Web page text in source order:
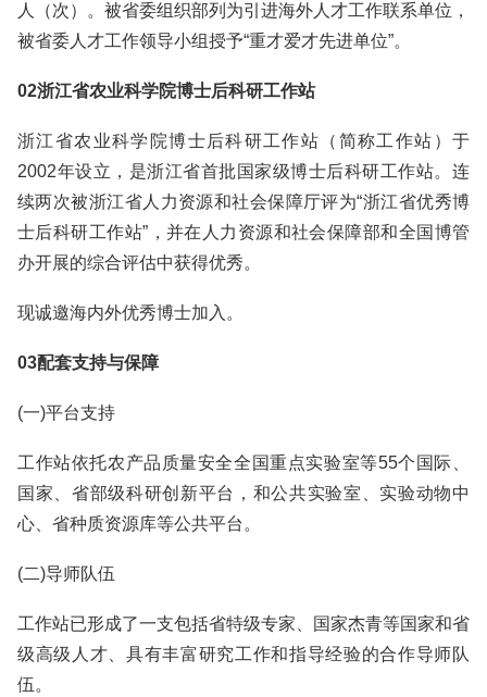
人（次）。被省委组织部列为引进海外人才工作联系单位，
被省委人才工作领导小组授予“重才爱才先进单位”。
02浙江省农业科学院博士后科研工作站
浙江省农业科学院博士后科研工作站（简称工作站）于
2002年设立，是浙江省首批国家级博士后科研工作站。连
续两次被浙江省人力资源和社会保障厅评为“浙江省优秀博
士后科研工作站”，并在人力资源和社会保障部和全国博管
办开展的综合评估中获得优秀。
现诚邀海内外优秀博士加入。
03配套支持与保障
(一)平台支持
工作站依托农产品质量安全全国重点实验室等55个国际、
国家、省部级科研创新平台，和公共实验室、实验动物中
心、省种质资源库等公共平台。
(二)导师队伍
工作站已形成了一支包括省特级专家、国家杰青等国家和省
级高级人才、具有丰富研究工作和指导经验的合作导师队
伍。